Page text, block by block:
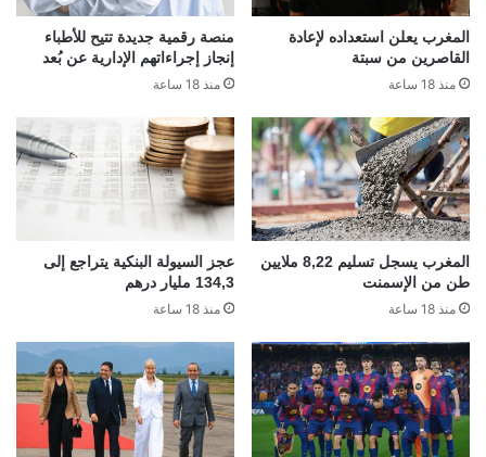
المغرب يعلن استعداده لإعادة
القاصرين من سبتة
منذ 18 ساعة
منصة رقمية جديدة تتيح للأطباء
إنجاز إجراءاتهم الإدارية عن بُعد
منذ 18 ساعة
المغرب يسجل تسليم 8,22 ملايين
طن من الإسمنت
منذ 18 ساعة
عجز السيولة البنكية يتراجع إلى
134,3 مليار درهم
منذ 18 ساعة